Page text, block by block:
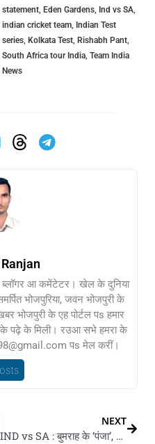
statement, Eden Gardens, Ind vs SA,
indian cricket team, Indian Test
series, Kolkata Test, Rishabh Pant,
South Africa tour India, Team India
News
ब्लॉगर आ कमेंटेटर। खेल के दुनिया
भोजपुरिया, जवन भोजपुरी के
भोजपुरी के एह पोर्टल पs हमार
के मिली। रउआ सभे हमरा के
पs मेल करीं।
NEXT
IND vs SA : बुमराह के ‘पंजा’, अब कुंबले आ कपिल देव के रिकॉर्ड पs निशाना; विश्व चैंपियन साउथ अफ्रीका पहिला पारी में फेल